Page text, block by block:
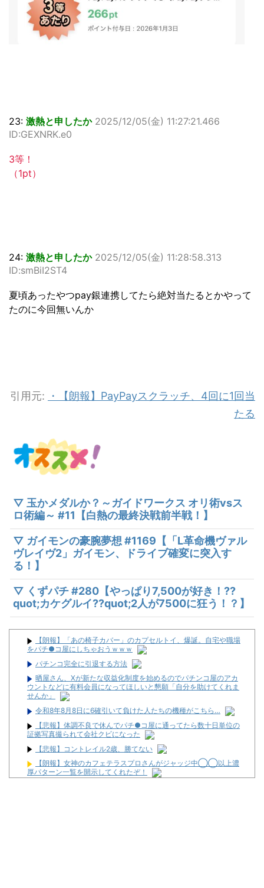
23: 激熱と申したか 2025/12/05(金) 11:27:21.466
ID:GEXNRK.e0
3等！
（1pt）
24: 激熱と申したか 2025/12/05(金) 11:28:58.313
ID:smBiI2ST4
夏頃あったやつpay銀連携してたら絶対当たるとかやって
たのに今回無いんか
引用元:
・【朗報】PayPayスクラッチ、4回に1回当
たる
▽ 玉かメダルか？～ガイドワークス オリ術vsス
ロ術編～ #11【白熱の最終決戦前半戦！】
▽ ガイモンの豪腕夢想 #1169【「L革命機ヴァル
ヴレイヴ2」ガイモン、ドライブ確変に突入す
る！】
▽ くずパチ #280【やっぱり7,500が好き！??
quot;カケグルイ??quot;2人が7500に狂う！？】
【朗報】「あの椅子カバー」のカプセルトイ、爆誕。自宅や職場
をパチ●コ屋にしちゃおうｗｗｗ
パチンコ完全に引退する方法
晒屋さん、Xが新たな収益化制度を始めるのでパチンコ屋のアカ
ウントなどに有料会員になってほしいと懇願「自分を助けてくれま
せんか」
令和8年8月8日に6確引いて負けた人たちの機種がこちら…
【悲報】体調不良で休んでパチ●コ屋に通ってたら数十日単位の
証拠写真撮られて会社クビになった
【悲報】コントレイル2歳、勝てない
【朗報】女神のカフェテラスプロさんがジャッジ中◯◯以上濃
厚パターン一覧を開示してくれたぞ！